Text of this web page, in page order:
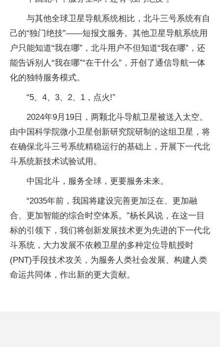
与其他全球卫星导航系统相比，北斗三号系统有自
己的“独门绝技”——短报文服务。其他卫星导航系统用
户只能知道“我在哪”，北斗用户不但知道“我在哪”，还
能告诉别人“我在哪”“在干什么”，开创了通信导航一体
化的独特服务模式。
“5、4、3、2、1，点火!”
2024年9月19日，两颗北斗导航卫星被送入太空。
由中国科学院微小卫星创新研究院研制的这组卫星，将
在确保北斗三号系统精稳运行的基础上，开展下一代北
斗系统新技术试验试用。
中国北斗，服务全球，更要服务未来。
“2035年前，我国将建设完善更加泛在、更加融
合、更加智能的综合时空体系。”杨长风说，在这一目
标的引领下，我们将创新发展技术更为先进的下一代北
斗系统，大力发展不依赖卫星的多种定位导航授时
(PNT)手段技术攻关，为服务人类社会发展、构建人类
命运共同体，作出新的更大贡献。